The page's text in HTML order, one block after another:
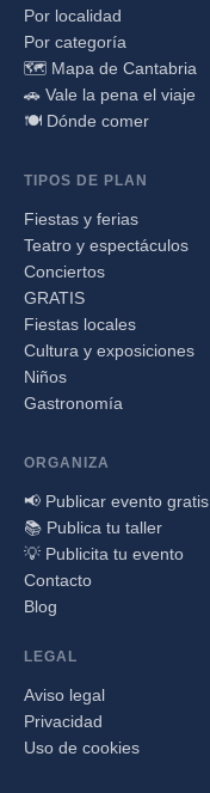
Por localidad
Por categoría
🗺️ Mapa de Cantabria
🚗 Vale la pena el viaje
🍽️ Dónde comer
TIPOS DE PLAN
Fiestas y ferias
Teatro y espectáculos
Conciertos
GRATIS
Fiestas locales
Cultura y exposiciones
Niños
Gastronomía
ORGANIZA
📢 Publicar evento gratis
📚 Publica tu taller
💡 Publicita tu evento
Contacto
Blog
LEGAL
Aviso legal
Privacidad
Uso de cookies